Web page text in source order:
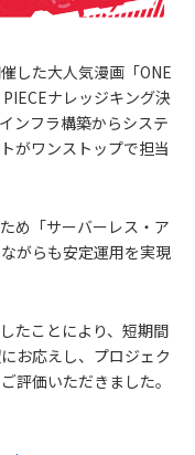
した大人気漫画「ONE
ナレッジキング決
ンフラ構築からシステ
がワンストップで担当
め「サーバーレス・ア
がらも安定運用を実現
たことにより、短期間
お応えし、プロジェク
評価いただきました。